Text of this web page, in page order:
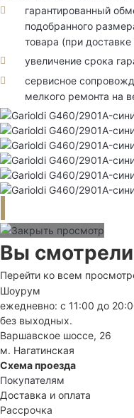
гарантированный
подобранного
товара (при
увеличение срока
сервисное
мелкого ремонта на
Вы смотрели
Перейти ко всем
Шоурум
ежедневно: с 11:00 до
без выходных.
Варшавское шоссе, 26
м. Нагатинская
Схема проезда
Покупателям
Доставка и оплата
Рассрочка